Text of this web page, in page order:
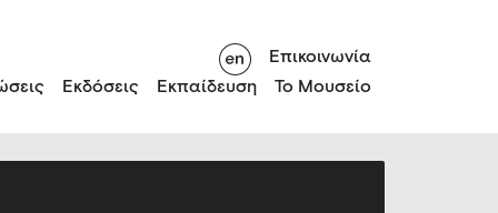
Εκδόσεις Εκπαίδευση Το Μουσείο
Επικοινωνία